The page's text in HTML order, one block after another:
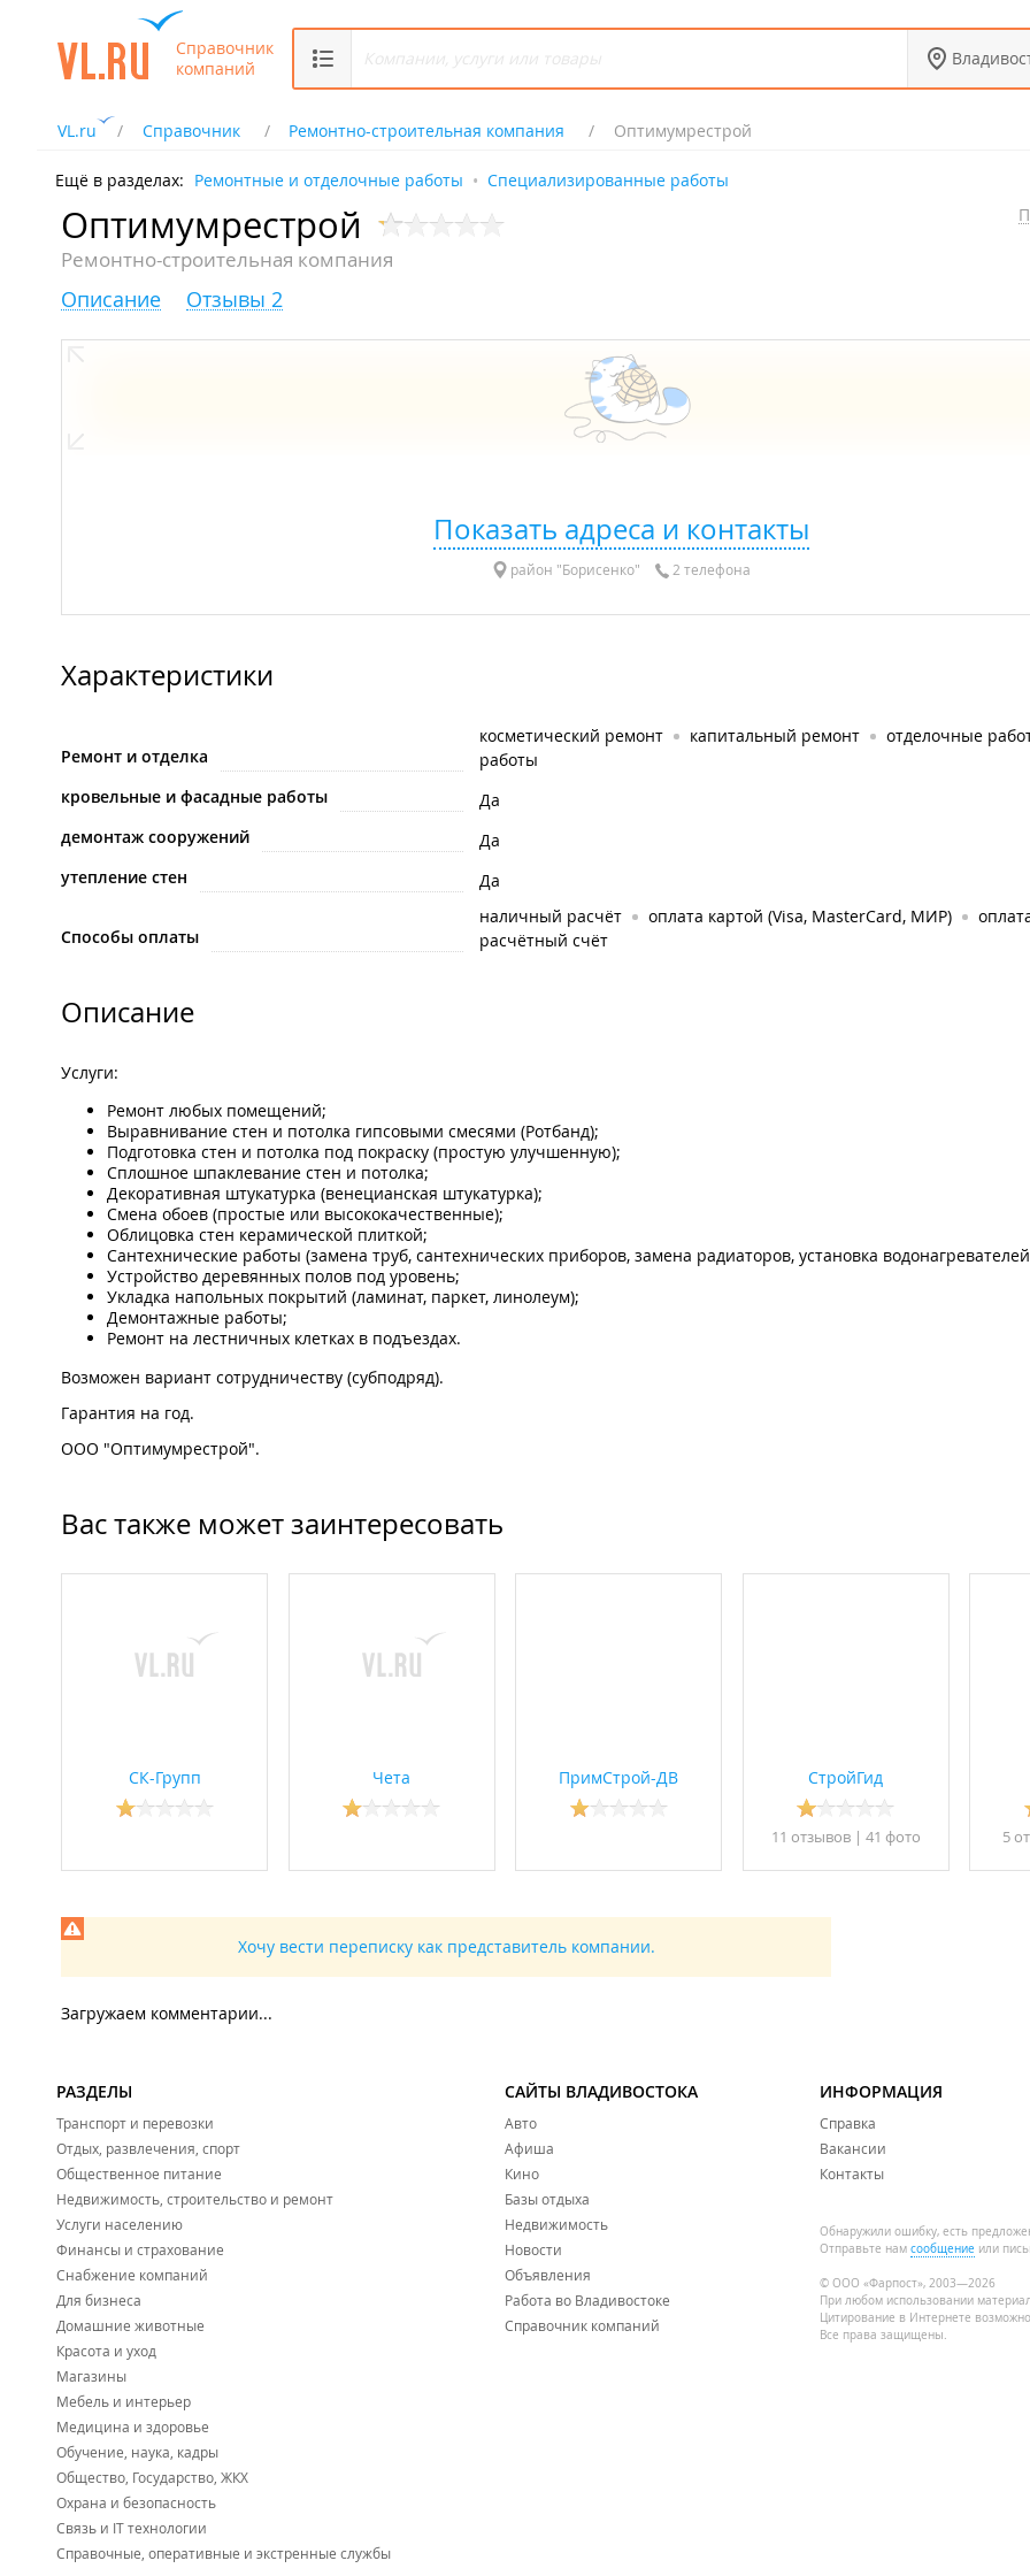
Справочник
компаний
VL.ru Справочник Ремонтно-строительная компания Оптимумрестрой
Ещё в разделах: Ремонтные и отделочные работы Специализированные работы
Оптимумрестрой
Ремонтно-строительная компания
Описание Отзывы 2
Показать адреса и контакты
район "Борисенко" 2 телефона
Характеристики
Ремонт и отделка
косметический ремонт капитальный ремонт
отделочные
работы
кровельные и фасадные работы
Да
демонтаж сооружений
Да
утепление стен
Да
Способы оплаты
наличный расчёт оплата картой (Visa, MasterCard, МИР)
расчётный счёт
Описание
Услуги:
Ремонт любых помещений;
Выравнивание стен и потолка гипсовыми смесями (Ротбанд);
Подготовка стен и потолка под покраску (простую улучшенную);
Сплошное шпаклевание стен и потолка;
Декоративная штукатурка (венецианская штукатурка);
Смена обоев (простые или высококачественные);
Облицовка стен керамической плиткой;
Сантехнические работы (замена труб, сантехнических приборов, замена радиаторов, установка
Устройство деревянных полов под уровень;
Укладка напольных покрытий (ламинат, паркет, линолеум);
Демонтажные работы;
Ремонт на лестничных клетках в подъездах.
Возможен вариант сотрудничеству (субподряд).
Гарантия на год.
ООО "Оптимумрестрой".
Вас также может заинтересовать
СК-Групп Чета ПримСтрой-ДВ СтройГид
11 отзывов| 41 фото 5
Хочу вести переписку как представитель компании.
Загружаем комментарии...
РАЗДЕЛЫ
Транспорт и перевозки
Отдых, развлечения, спорт
Общественное питание
Недвижимость, строительство и ремонт
Услуги населению
Финансы и страхование
Снабжение компаний
Для бизнеса
Домашние животные
Красота и уход
Магазины
Мебель и интерьер
Медицина и здоровье
Обучение, наука, кадры
Общество, Государство, ЖКХ
Охрана и безопасность
Связь и IT технологии
Справочные, оперативные и экстренные службы
САЙТЫ ВЛАДИВОСТОКА
Авто
Афиша
Кино
Базы отдыха
Недвижимость
Новости
Объявления
Работа во Владивостоке
Справочник компаний
ИНФОРМАЦИЯ
Справка
Вакансии
Контакты
Обнаружили ошибку, есть
Отправьте нам сообщение или
© ООО «Фарпост», 2003—2026
При любом использовании
Цитирование в Интернете
Все права защищены.